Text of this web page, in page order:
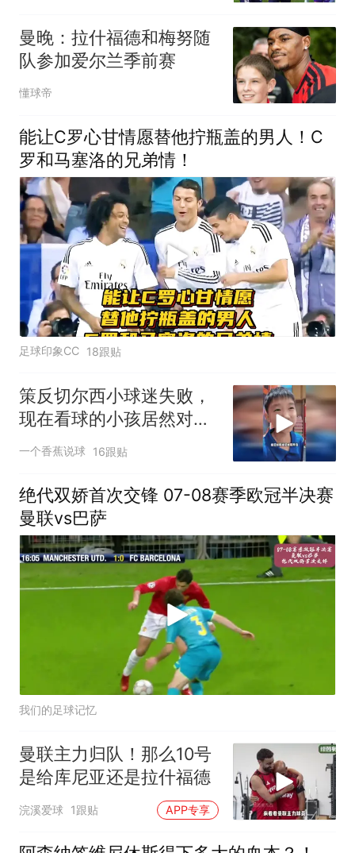
曼晚：拉什福德和梅努随
队参加爱尔兰季前赛
懂球帝
能让C罗心甘情愿替他拧瓶盖的男人！C
罗和马塞洛的兄弟情！
足球印象CC 18跟贴
策反切尔西小球迷失败，
现在看球的小孩居然对C
罗梅西无感了！
一个香蕉说球 16跟贴
绝代双娇首次交锋 07-08赛季欧冠半决赛
曼联vs巴萨
我们的足球记忆
曼联主力归队！那么10号
是给库尼亚还是拉什福德
浣溪爱球 1跟贴 APP专享